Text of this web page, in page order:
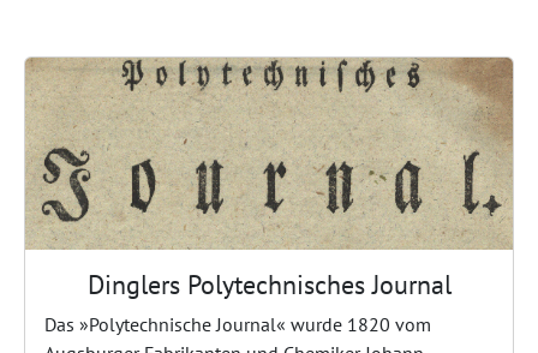
Dinglers Polytechnisches Journal
Das »Polytechnische Journal« wurde 1820 vom